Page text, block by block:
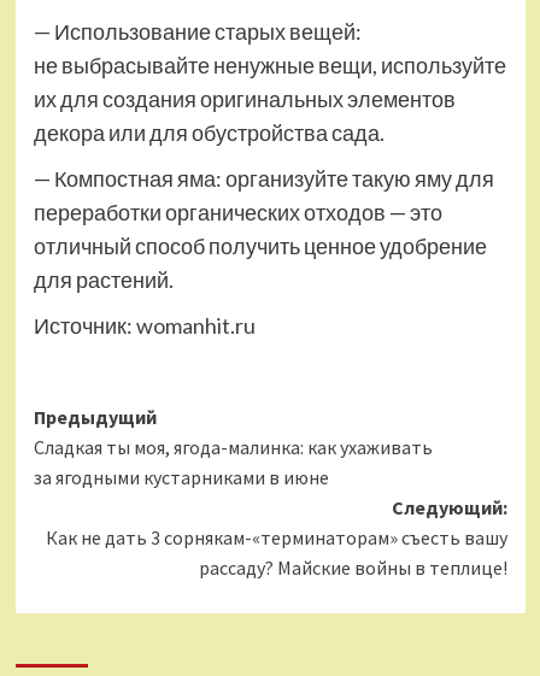
— Использование старых вещей:
не выбрасывайте ненужные вещи, используйте
их для создания оригинальных элементов
декора или для обустройства сада.
— Компостная яма: организуйте такую яму для
переработки органических отходов — это
отличный способ получить ценное удобрение
для растений.
Источник:womanhit.ru
Навигация
записи
Предыдущий
Сладкая ты моя, ягода-малинка: как ухаживать
за ягодными кустарниками в июне
Следующий:
Как не дать 3 сорнякам-«терминаторам» съесть вашу
рассаду? Майские войны в теплице!